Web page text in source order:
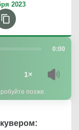
2023
0:00
1×
позже.